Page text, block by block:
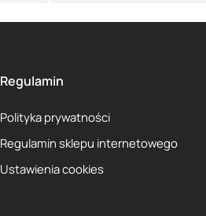
Regulamin
Polityka prywatności
Regulamin sklepu internetowego
Ustawienia cookies